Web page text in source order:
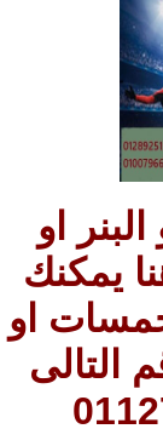
او
يمكنك
او
التالى